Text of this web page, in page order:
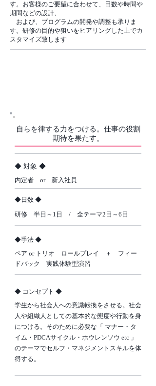
す。お客様のご要望に合わせて、日数や時間や
期間などの設計、
および、プログラムの開発や調整も承りま
す。研修の目的や狙いをヒアリングした上でカ
スタマイズ致します
自らを律する力をつける。仕事の役割
期待を果たす。
​◆ 対象 ◆
内定者 or 新入社員
​◆日数 ◆
研修 半日～1日 / 全テーマ2日～6日
​◆手法 ◆
​ペア or トリオ ロールプレイ ＋ フィー
ドバック 実践体験型演習
​◆ コンセプト ◆
学生から社会人への意識転換をさせる。社会
人や組織人としての基本的な態度や行動を身
につける。 そのために必要な「 マナー・タ
イム・PDCAサイクル・ホウレンソウ etc 」
のテーマでセルフ・マネジ メントスキルを体
得する。